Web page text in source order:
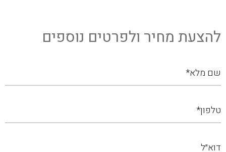
להצעת מחיר ולפרטים נוספים